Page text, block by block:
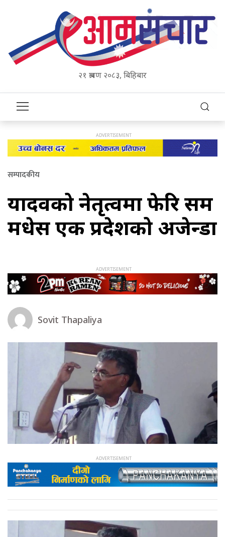
२१ श्रावण २०८३, बिहिबार
सम्पादकीय
यादवको नेतृत्वमा फेरि समग्र
मधेस एक प्रदेशको अजेन्डा
Sovit Thapaliya